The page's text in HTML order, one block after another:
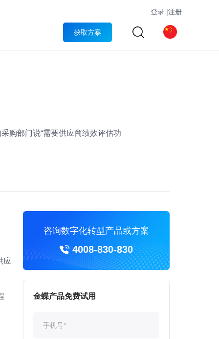
登录 |注册
获取方案
购部门说“需要供应商绩效评估功
应
咨询数字化转型产品或方案
4008-830-830
金蝶产品免费试用